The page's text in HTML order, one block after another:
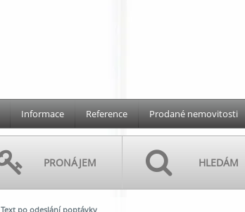
Informace Reference Prodané nemovitosti
PRONÁJEM HLEDÁM
Text po odeslání poptávky